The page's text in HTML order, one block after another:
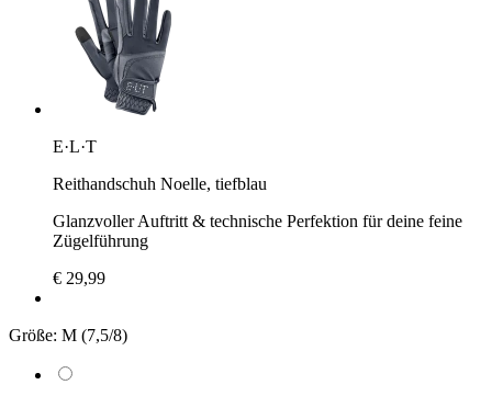
E·L·T
Reithandschuh Noelle, tiefblau
Glanzvoller Auftritt & technische Perfektion für deine feine
Zügelführung
€ 29,99
Größe: M (7,5/8)